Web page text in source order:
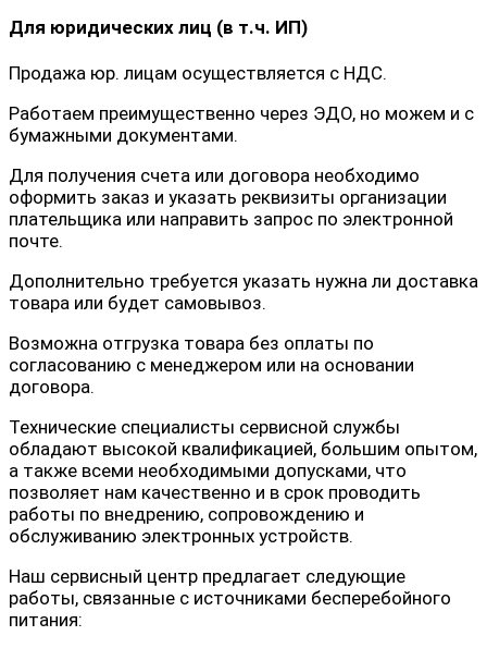
Для юридических лиц (в т.ч. ИП)
Продажа юр. лицам осуществляется с НДС.
Работаем преимущественно через ЭДО, но можем и с
бумажными документами.
Для получения счета или договора необходимо
оформить заказ и указать реквизиты организации
плательщика или направить запрос по электронной
почте.
Дополнительно требуется указать нужна ли доставка
товара или будет самовывоз.
Возможна отгрузка товара без оплаты по
согласованию с менеджером или на основании
договора.
Технические специалисты сервисной службы
обладают высокой квалификацией, большим опытом,
а также всеми необходимыми допусками, что
позволяет нам качественно и в срок проводить
работы по внедрению, сопровождению и
обслуживанию электронных устройств.
Наш сервисный центр предлагает следующие
работы, связанные с источниками бесперебойного
питания: